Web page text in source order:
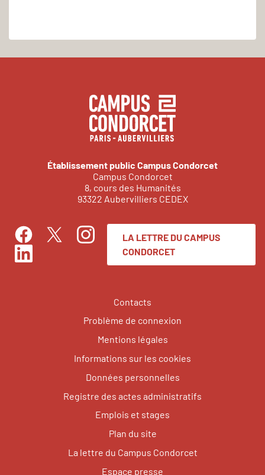
Établissement public Campus Condorcet
Campus Condorcet
8, cours des Humanités
93322 Aubervilliers CEDEX
FacebookTwitterInstagram
LinkedIn
LA LETTRE DU CAMPUS
CONDORCET
Contacts
Problème de connexion
Mentions légales
Informations sur les cookies
Données personnelles
Registre des actes administratifs
Emplois et stages
Plan du site
La lettre du Campus Condorcet
Espace presse